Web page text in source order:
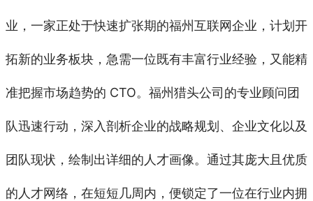
业，一家正处于快速扩张期的福州互联网企业，计划开
拓新的业务板块，急需一位既有丰富行业经验，又能精
准把握市场趋势的 CTO。福州猎头公司的专业顾问团
队迅速行动，深入剖析企业的战略规划、企业文化以及
团队现状，绘制出详细的人才画像。通过其庞大且优质
的人才网络，在短短几周内，便锁定了一位在行业内拥